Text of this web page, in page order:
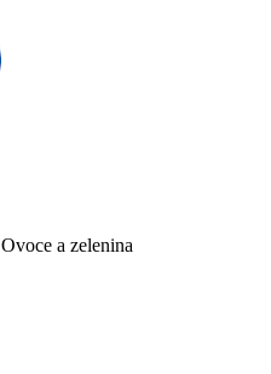
Ovoce a zelenina